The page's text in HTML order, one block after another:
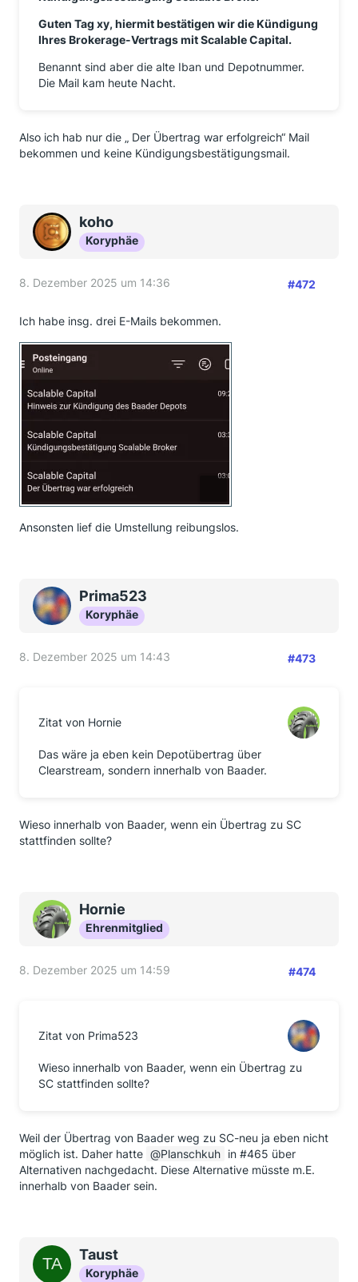
Guten Tag xy, hiermit bestätigen wir die Kündigung
Ihres Brokerage-Vertrags mit Scalable Capital.
Benannt sind aber die alte Iban und Depotnummer.
Die Mail kam heute Nacht.
Also ich hab nur die „ Der Übertrag war erfolgreich“ Mail
bekommen und keine Kündigungsbestätigungsmail.
koho
Koryphäe
8. Dezember 2025 um 14:36 #472
Ich habe insg. drei E-Mails bekommen.
Ansonsten lief die Umstellung reibungslos.
Prima523
Koryphäe
8. Dezember 2025 um 14:43 #473
Zitat von Hornie
Das wäre ja eben kein Depotübertrag über
Clearstream, sondern innerhalb von Baader.
Wieso innerhalb von Baader, wenn ein Übertrag zu SC
stattfinden sollte?
Hornie
Ehrenmitglied
8. Dezember 2025 um 14:59 #474
Zitat von Prima523
Wieso innerhalb von Baader, wenn ein Übertrag zu
SC stattfinden sollte?
Weil der Übertrag von Baader weg zu SC-neu ja eben nicht
möglich ist. Daher hatte
Planschkuh in #465 über
Alternativen nachgedacht. Diese Alternative müsste m.E.
innerhalb von Baader sein.
Taust
Koryphäe